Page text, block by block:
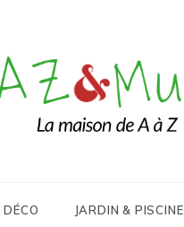
JARDIN & PISCINE